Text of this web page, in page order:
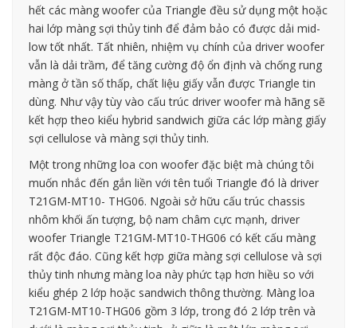
hết các màng woofer của Triangle đều sử dụng một hoặc
hai lớp màng sợi thủy tinh để đảm bảo có được dải mid-
low tốt nhất. Tất nhiên, nhiệm vụ chính của driver woofer
vẫn là dải trầm, để tăng cường độ ổn định và chống rung
màng ở tần số thấp, chất liệu giấy vẫn được Triangle tin
dùng. Như vậy tùy vào cấu trúc driver woofer mà hãng sẽ
kết hợp theo kiểu hybrid sandwich giữa các lớp màng giấy
sợi cellulose và màng sợi thủy tinh.
Một trong những loa con woofer đặc biệt mà chúng tôi
muốn nhắc đến gắn liền với tên tuổi Triangle đó là driver
T21GM-MT10- THG06. Ngoài sở hữu cấu trúc chassis
nhôm khối ấn tượng, bộ nam châm cực mạnh, driver
woofer Triangle T21GM-MT10-THG06 có kết cấu màng
rất độc đáo. Cũng kết hợp giữa màng sợi cellulose và sợi
thủy tinh nhưng màng loa này phức tạp hơn hiều so với
kiểu ghép 2 lớp hoặc sandwich thông thường. Màng loa
T21GM-MT10-THG06 gồm 3 lớp, trong đó 2 lớp trên và